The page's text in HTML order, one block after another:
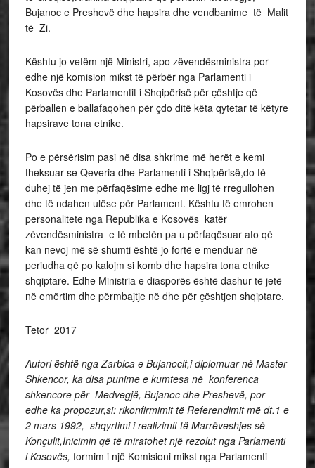
Bujanoc e Preshevë dhe hapsira dhe vendbanime të Malit
të Zi.
Kështu jo vetëm një Ministri, apo zëvendësministra por
edhe një komision mikst të përbër nga Parlamenti i
Kosovës dhe Parlamentit i Shqipërisë për çështje që
përballen e ballafaqohen për çdo ditë këta qytetar të këtyre
hapsirave tona etnike.
Po e përsërisim pasi në disa shkrime më herët e kemi
theksuar se Qeveria dhe Parlamenti i Shqipërisë,do të
duhej të jen me përfaqësime edhe me ligj të rregullohen
dhe të ndahen ulëse për Parlament. Kështu të emrohen
personalitete nga Republika e Kosovës katër
zëvendësministra e të mbetën pa u përfaqësuar ato që
kan nevoj më së shumti është jo fortë e menduar në
periudha që po kalojm si komb dhe hapsira tona etnike
shqiptare. Edhe Ministria e diasporës është dashur të jetë
në emërtim dhe përmbajtje në dhe për çështjen shqiptare.
Tetor 2017
Autori është nga Zarbica e Bujanocit,i diplomuar në Master
Shkencor, ka disa punime e kumtesa në konferenca
shkencore për Medvegjë, Bujanoc dhe Preshevë, por
edhe ka propozur,si: rikonfirmimit të Referendimit më dt.1 e
2 mars 1992, shqyrtimi i realizimit të Marrëveshjes së
Konçulit,Inicimin që të miratohet një rezolut nga Parlamenti
i Kosovës, formim i një Komisioni mikst nga Parlamenti